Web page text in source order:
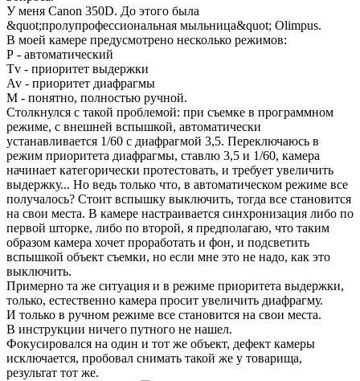
У меня Canon 350D. До этого была
&quot;пролупрофессиональная мыльница&quot; Olimpus.
В моей камере предусмотрено несколько режимов:
Р - автоматический
Tv - приоритет выдержки
Av - приоритет диафрагмы
М - понятно, полностью ручной.
Столкнулся с такой проблемой: при съемке в программном
режиме, с внешней вспышкой, автоматически
устанавливается 1/60 с диафрагмой 3,5. Переключаюсь в
режим приоритета диафрагмы, ставлю 3,5 и 1/60, камера
начинает категорически протестовать, и требует увеличить
выдержку... Но ведь только что, в автоматическом режиме все
получалось? Стоит вспышку выключить, тогда все становится
на свои места. В камере настраивается синхронизация либо по
первой шторке, либо по второй, я предполагаю, что таким
образом камера хочет проработать и фон, и подсветить
вспышкой объект съемки, но если мне это не надо, как это
выключить.
Примерно та же ситуация и в режиме приоритета выдержки,
только, естественно камера просит увеличить диафрагму.
И только в ручном режиме все становится на свои места.
В инструкции ничего путного не нашел.
Фокусировался на один и тот же объект, дефект камеры
исключается, пробовал снимать такой же у товарища,
результат тот же.